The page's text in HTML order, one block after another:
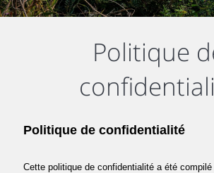
Politique
Politique de confidentialité
Cette politique de confidentialité a été